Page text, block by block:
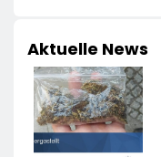
Aktuelle News